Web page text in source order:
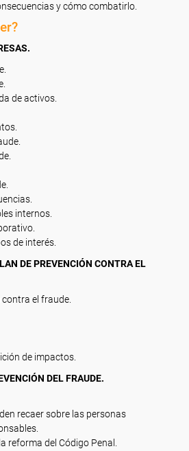
y cómo combatirlo.
de activos.
internos.
de interés.
DE PREVENCIÓN CONTRA EL
el fraude.
de impactos.
DEL FRAUDE.
recaer sobre las personas
reforma del Código Penal.